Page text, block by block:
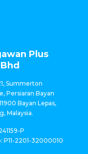
Plus
Summerton
Persiaran Bayan
Bayan Lepas,
Malaysia.
P
P11-2201-32000010